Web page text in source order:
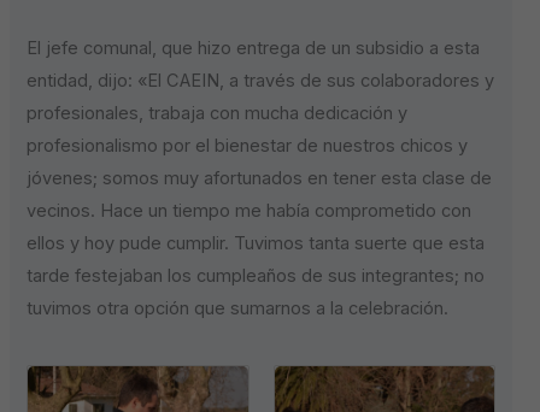
El jefe comunal, que hizo entrega de un subsidio a esta
entidad, dijo: «El CAEIN, a través de sus colaboradores y
profesionales, trabaja con mucha dedicación y
profesionalismo por el bienestar de nuestros chicos y
jóvenes; somos muy afortunados en tener esta clase de
vecinos. Hace un tiempo me había comprometido con
ellos y hoy pude cumplir. Tuvimos tanta suerte que esta
tarde festejaban los cumpleaños de sus integrantes; no
tuvimos otra opción que sumarnos a la celebración.